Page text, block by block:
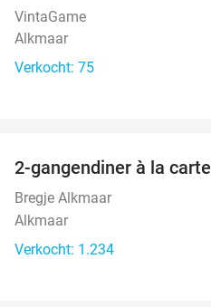
VintaGame
Alkmaar
Verkocht: 75
2-gangendiner à la
Bregje Alkmaar
Alkmaar
Verkocht: 1.234